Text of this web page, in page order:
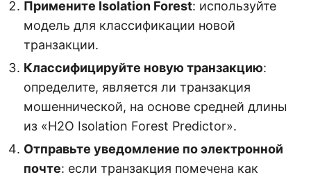
Примените Isolation Forest: используйте
модель для классификации новой
транзакции.
Классифицируйте новую транзакцию:
определите, является ли транзакция
мошеннической, на основе средней длины
из «H2O Isolation Forest Predictor».
Отправьте уведомление по электронной
почте: если транзакция помечена как